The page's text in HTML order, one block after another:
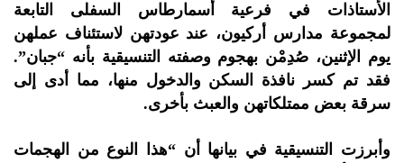
الأستاذات في فرعية أسمارطاس السفلى التابعة
لمجموعة مدارس أركيون، عند عودتهن لاستئناف عملهن
يوم الإثنين، صُدِمْن بهجوم وصفته التنسيقية بأنه “جبان”.
فقد تم كسر نافذة السكن والدخول منها، مما أدى إلى
سرقة بعض ممتلكاتهن والعبث بأخرى.
وأبرزت التنسيقية في بيانها أن “هذا النوع من الهجمات